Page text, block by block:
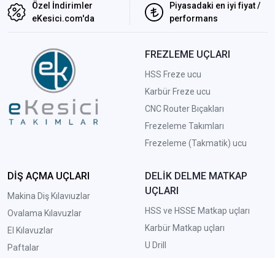
Özel İndirimler
eKesici.com'da
Piyasadaki en iyi fiyat /
performans
FREZLEME UÇLARI
HSS Freze ucu
Karbür Freze ucu
CNC Router Bıçakları
Frezeleme Takımları
Frezeleme (Takmatik) ucu
DİŞ AÇMA UÇLARI
Makina Diş Kılavıuzlar
Ovalama Kılavuzlar
El Kılavuzlar
Paftalar
DELİK DELME MATKAP
UÇLARI
HSS ve HSSE Matkap uçları
Karbür Matkap uçları
U Drill